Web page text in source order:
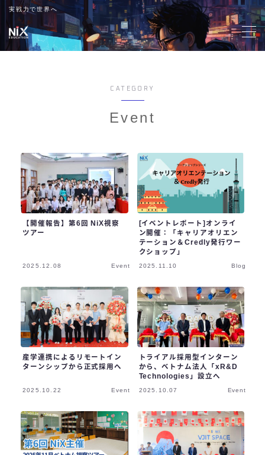
実戦力で世界へ
MENU
お知らせ
教育方針
お問合わせ
CATEGORY
Event
【開催報告】第6回 NiX視察
ツアー
2025.12.08 Event
[イベントレポート]オンライ
ン開催：「キャリアオリエン
テーション＆Credly発行ワー
クショップ」
2025.11.10 Blog
産学連携によるリモートイン
ターンシップから正式採用へ
2025.10.22 Event
トライアル採用型インターン
から、ベトナム法人「xR&D
Technologies」設立へ
2025.10.07 Event